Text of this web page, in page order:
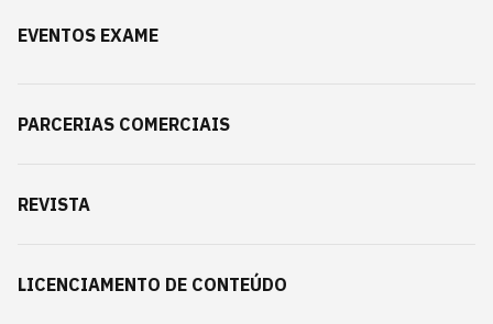
EVENTOS EXAME
PARCERIAS COMERCIAIS
REVISTA
LICENCIAMENTO DE CONTEÚDO